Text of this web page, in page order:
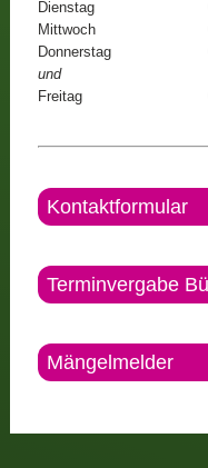
Dienstag
Mittwoch
Donnerstag
und
Freitag
Kontaktformular
Terminvergabe
Mängelmelder